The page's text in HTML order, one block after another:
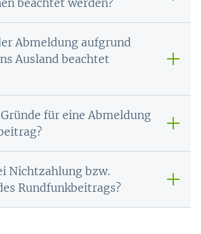
Abmeldung aufgrund
Ausland beachtet
für eine Abmeldung
Nichtzahlung bzw.
Rundfunkbeitrags?